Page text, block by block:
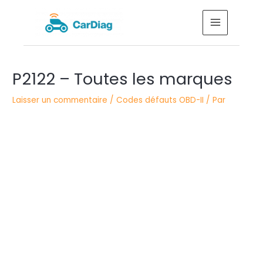
MAIN
MENU
P2122 – Toutes les marques
Laisser un commentaire /Codes défauts OBD-II / Par
des
articles